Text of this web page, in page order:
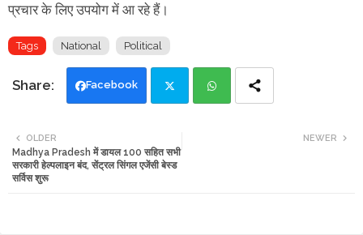
प्रचार के लिए उपयोग में आ रहे हैं।
Tags National Political
Facebook
tte
NEWER
OLDER
Madhya Pradesh में डायल 100 सहित सभी
सरकारी हेल्पलाइन बंद, सेंट्रल सिंगल एजेंसी बेस्ड
सर्विस शुरू